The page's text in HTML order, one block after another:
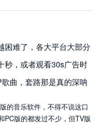
困难了，各大平台大部分
秒，或者观看30s广告时
曲，套路那是真的深呐
的音乐软件，不得不说这口
PC版的都发过不少，但TV版